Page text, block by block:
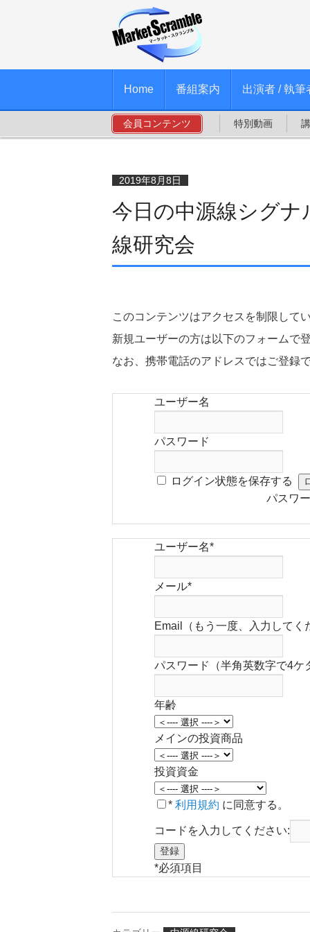
Home 番組案内 出演者 / 執筆
会員コンテンツ 特別動画
今日の中源線シグナ
線研究会
2019年8月8日
このコンテンツはアクセスを制限して
新規ユーザーの方は以下のフォームで
なお、携帯電話のアドレスではご登録で
ユーザー名
パスワード
ログイン状態を保存する
パスワ
ユーザー名*
メール*
Email（もう一度、入力してく
パスワード（半角英数字で4ケ
年齢
メインの投資商品
投資資金
* 利用規約 に同意する。
コードを入力してください:
*必須項目